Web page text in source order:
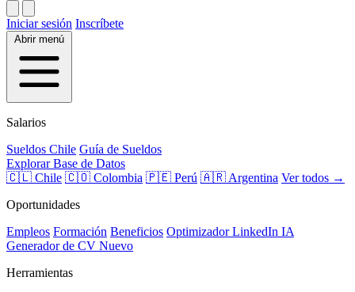
Iniciar sesión Inscríbete
Abrir menú
Salarios
Sueldos Chile Guía de Sueldos
Explorar Base de Datos
🇨🇱 Chile 🇨🇴 Colombia 🇵🇪 Perú 🇦🇷 Argentina Ver todos →
Oportunidades
Empleos Formación Beneficios Optimizador LinkedIn IA
Generador de CV Nuevo
Herramientas